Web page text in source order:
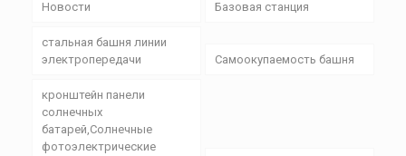
Новости Базовая станция
стальная башня линии
электропередачи
Самоокупаемость башня
кронштейн панели
солнечных
батарей,Солнечные
фотоэлектрические